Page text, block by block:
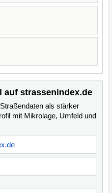
auf strassenindex.de
als stärker
mit Mikrolage, Umfeld und